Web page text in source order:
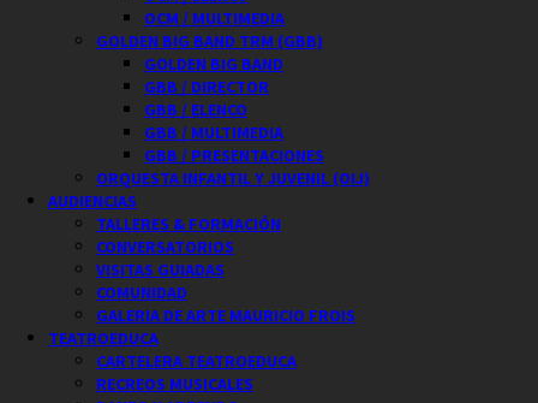
OCM / MULTIMEDIA
GOLDEN BIG BAND TRM (GBB)
GOLDEN BIG BAND
GBB / DIRECTOR
GBB / ELENCO
GBB / MULTIMEDIA
GBB / PRESENTACIONES
ORQUESTA INFANTIL Y JUVENIL (OIJ)
AUDIENCIAS
TALLERES & FORMACIÓN
CONVERSATORIOS
VISITAS GUIADAS
COMUNIDAD
GALERIA DE ARTE MAURICIO FROIS
TEATROEDUCA
CARTELERA TEATROEDUCA
RECREOS MUSICALES